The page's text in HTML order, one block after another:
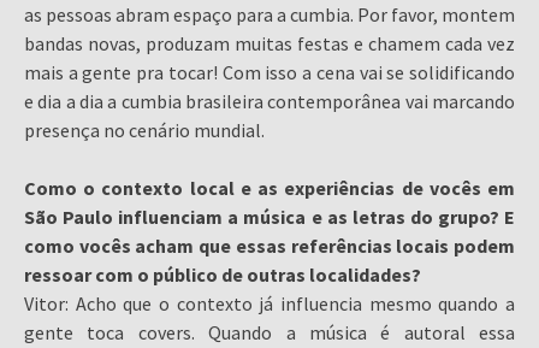
as pessoas abram espaço para a cumbia. Por favor, montem
bandas novas, produzam muitas festas e chamem cada vez
mais a gente pra tocar! Com isso a cena vai se solidificando
e dia a dia a cumbia brasileira contemporânea vai marcando
presença no cenário mundial.
Como o contexto local e as experiências de vocês em
São Paulo influenciam a música e as letras do grupo? E
como vocês acham que essas referências locais podem
ressoar com o público de outras localidades?
Vitor: Acho que o contexto já influencia mesmo quando a
gente toca covers. Quando a música é autoral essa